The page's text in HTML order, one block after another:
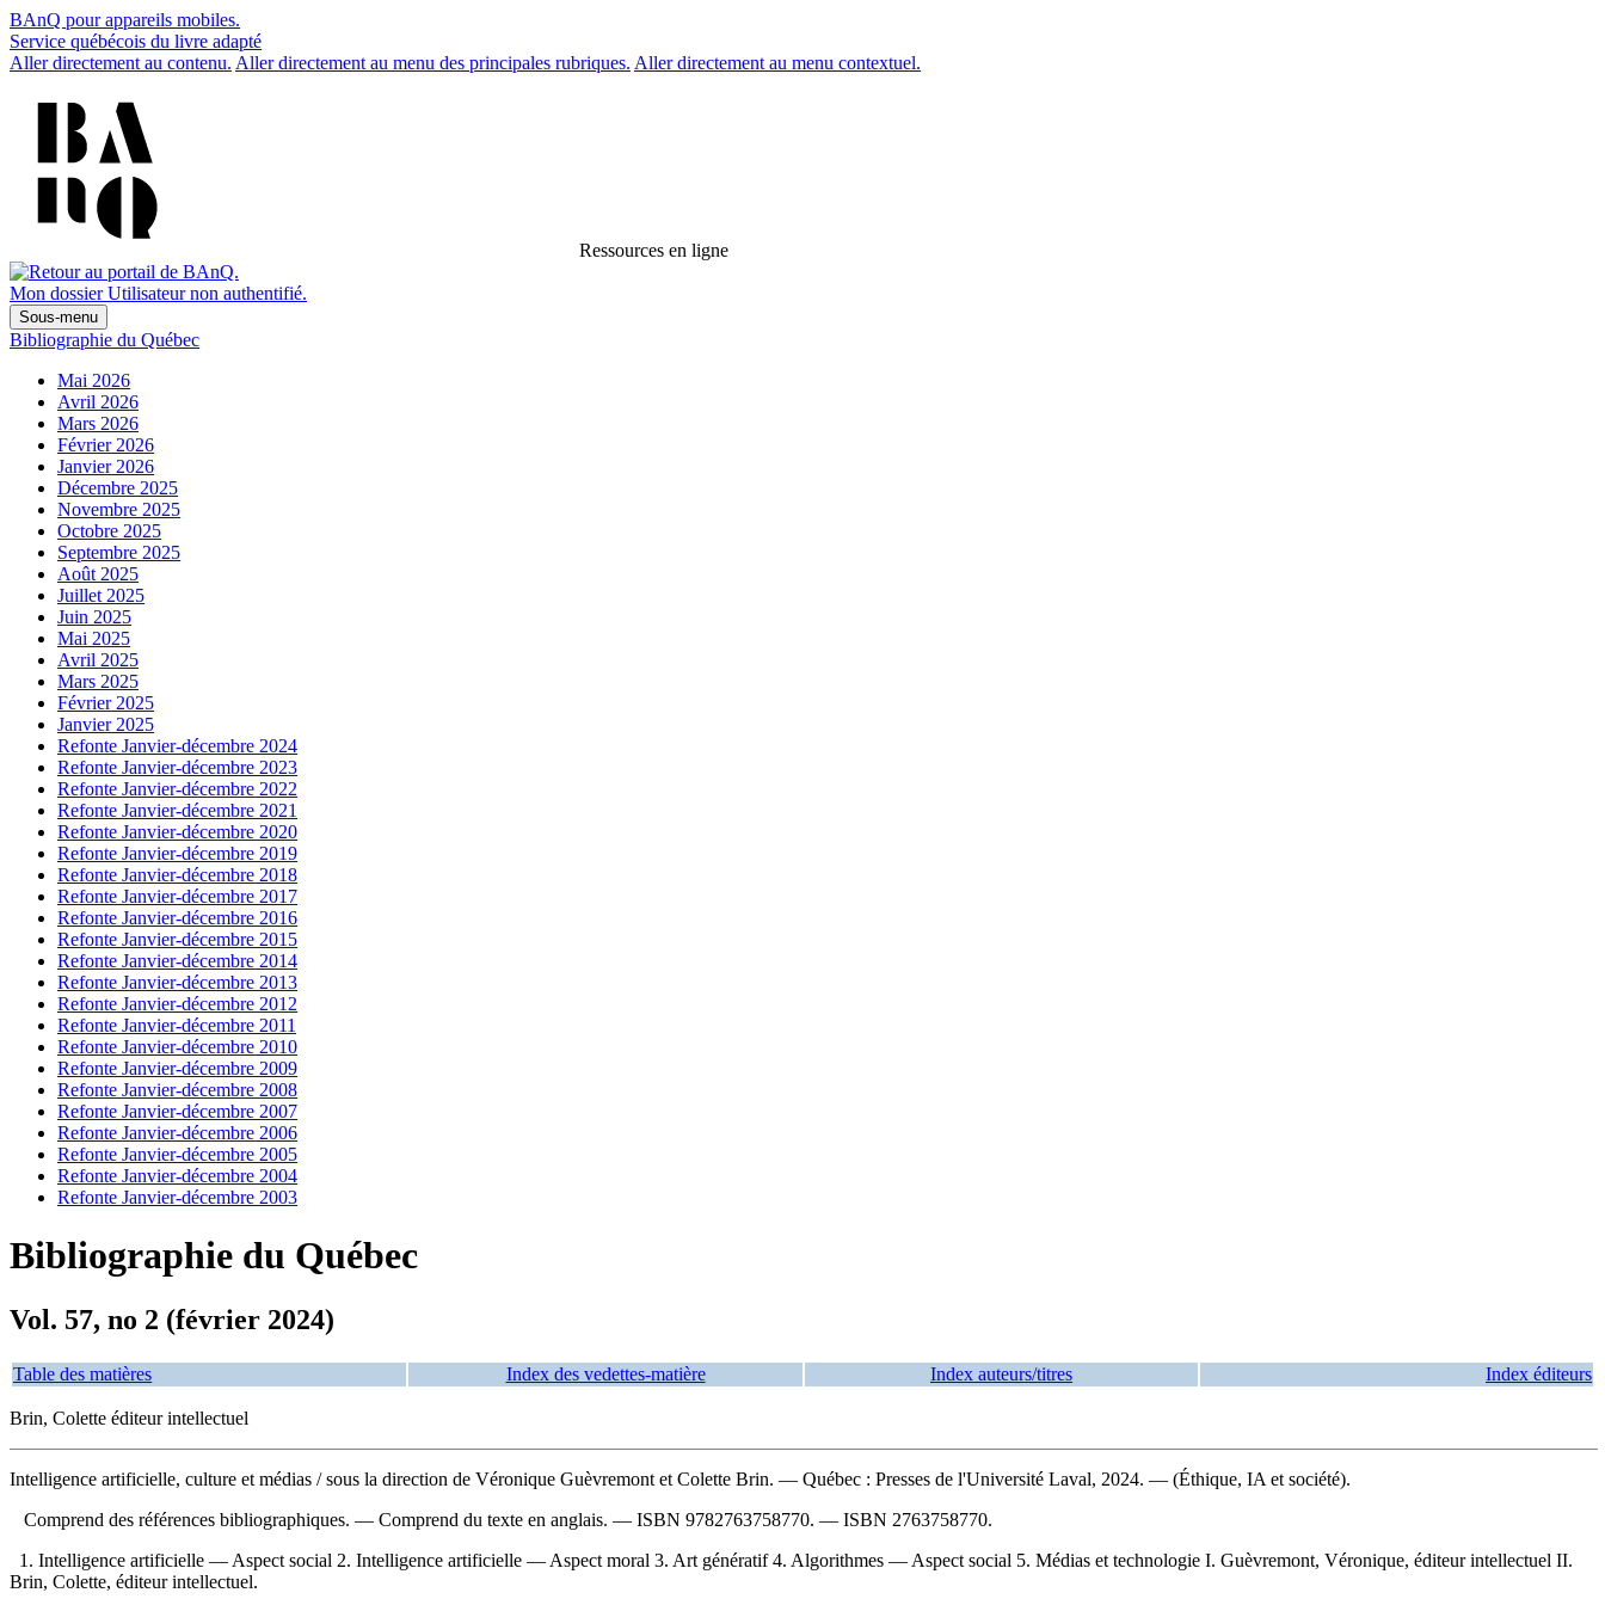
BAnQ pour appareils mobiles.
Service québécois du livre adapté
Aller directement au contenu. Aller directement au menu des principales rubriques. Aller directement au menu contextuel.
Ressources en ligne
Mon dossier Utilisateur non authentifié.
Sous-menu
Bibliographie du Québec
Mai 2026
Avril 2026
Mars 2026
Février 2026
Janvier 2026
Décembre 2025
Novembre 2025
Octobre 2025
Septembre 2025
Août 2025
Juillet 2025
Juin 2025
Mai 2025
Avril 2025
Mars 2025
Février 2025
Janvier 2025
Refonte Janvier-décembre 2024
Refonte Janvier-décembre 2023
Refonte Janvier-décembre 2022
Refonte Janvier-décembre 2021
Refonte Janvier-décembre 2020
Refonte Janvier-décembre 2019
Refonte Janvier-décembre 2018
Refonte Janvier-décembre 2017
Refonte Janvier-décembre 2016
Refonte Janvier-décembre 2015
Refonte Janvier-décembre 2014
Refonte Janvier-décembre 2013
Refonte Janvier-décembre 2012
Refonte Janvier-décembre 2011
Refonte Janvier-décembre 2010
Refonte Janvier-décembre 2009
Refonte Janvier-décembre 2008
Refonte Janvier-décembre 2007
Refonte Janvier-décembre 2006
Refonte Janvier-décembre 2005
Refonte Janvier-décembre 2004
Refonte Janvier-décembre 2003
Bibliographie du Québec
Vol. 57, no 2 (février 2024)
Table des matières Index des vedettes-matière Index auteurs/titres Index éditeurs
Brin, Colette éditeur intellectuel
Intelligence artificielle, culture et médias / sous la direction de Véronique Guèvremont et Colette Brin. — Québec : Presses de l'Université Laval, 2024. — (Éthique, IA et société).
Comprend des références bibliographiques. — Comprend du texte en anglais. — ISBN 9782763758770. — ISBN 2763758770.
1. Intelligence artificielle — Aspect social 2. Intelligence artificielle — Aspect moral 3. Art génératif 4. Algorithmes — Aspect social 5. Médias et technologie I. Guèvremont, Véronique, éditeur intellectuel II.
Brin, Colette, éditeur intellectuel.